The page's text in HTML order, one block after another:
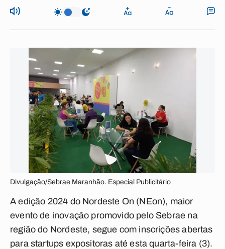
Divulgação/Sebrae Maranhão. Especial Publicitário
A edição 2024 do Nordeste On (NEon), maior
evento de inovação promovido pelo Sebrae na
região do Nordeste, segue com inscrições abertas
para startups expositoras até esta quarta-feira (3).